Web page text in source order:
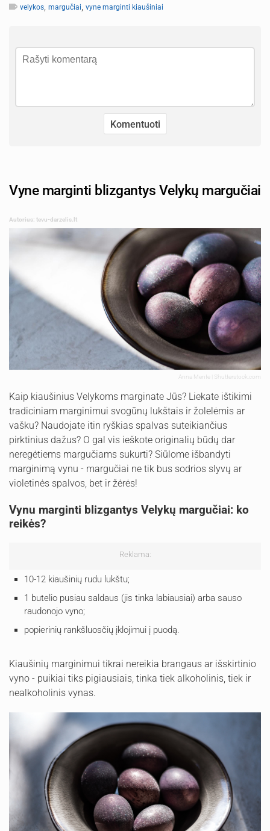
velykos, margučiai, vyne marginti kiaušiniai
Vyne marginti blizgantys Velykų margučiai
Autorius: tevu-darzelis.lt
Anna Mente | Shutterstock.com
Kaip kiaušinius Velykoms marginate Jūs? Liekate ištikimi
tradiciniam marginimui svogūnų lukštais ir žolelėmis ar
vašku? Naudojate itin ryškias spalvas suteikiančius
pirktinius dažus? O gal vis ieškote originalių būdų dar
neregėtiems margučiams sukurti? Siūlome išbandyti
marginimą vynu - margučiai ne tik bus sodrios slyvų ar
violetinės spalvos, bet ir žėrės!
Vynu marginti blizgantys Velykų margučiai: ko
reikės?
Reklama:
10-12 kiaušinių rudu lukštu;
1 butelio pusiau saldaus (jis tinka labiausiai) arba sauso
raudonojo vyno;
popierinių rankšluosčių įklojimui į puodą.
Kiaušinių marginimui tikrai nereikia brangaus ar išskirtinio
vyno - puikiai tiks pigiausiais, tinka tiek alkoholinis, tiek ir
nealkoholinis vynas.